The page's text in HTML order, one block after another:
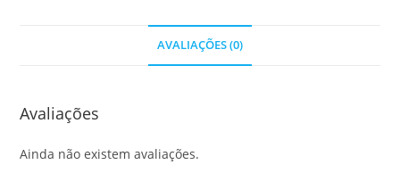
AVALIAÇÕES (0)
Avaliações
Ainda não existem avaliações.